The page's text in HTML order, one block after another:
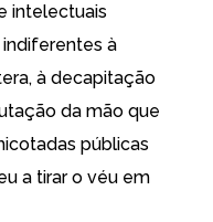
intelectuais
à
à decapitação
da mão que
públicas
a tirar o véu em